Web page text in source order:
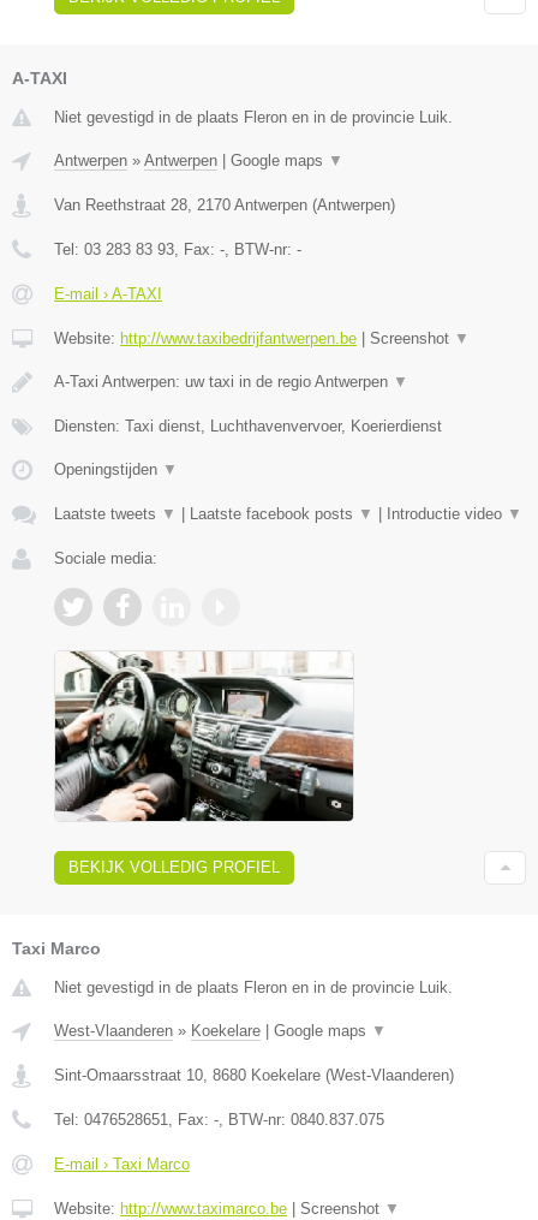
A-TAXI
Niet gevestigd in de plaats Fleron en in de provincie Luik.
Antwerpen » Antwerpen Google maps ▼
Van Reethstraat 28, 2170 Antwerpen (Antwerpen)
Tel: 03 283 83 93, Fax: -, BTW-nr: -
E-mail › A-TAXI
Website: http://www.taxibedrijfantwerpen.be Screenshot ▼
A-Taxi Antwerpen: uw taxi in de regio Antwerpen ▼
Diensten: Taxi dienst, Luchthavenvervoer, Koerierdienst
Openingstijden ▼
Laatste tweets ▼ Laatste facebook posts ▼ Introductie video ▼
Sociale media:
BEKIJK VOLLEDIG PROFIEL
Taxi Marco
Niet gevestigd in de plaats Fleron en in de provincie Luik.
West-Vlaanderen » Koekelare Google maps ▼
Sint-Omaarsstraat 10, 8680 Koekelare (West-Vlaanderen)
Tel: 0476528651, Fax: -, BTW-nr: 0840.837.075
E-mail › Taxi Marco
Website: http://www.taximarco.be Screenshot ▼